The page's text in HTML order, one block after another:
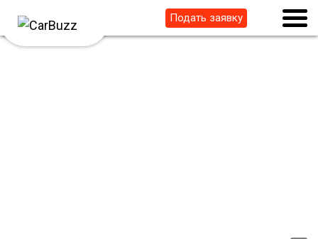
Подать заявку